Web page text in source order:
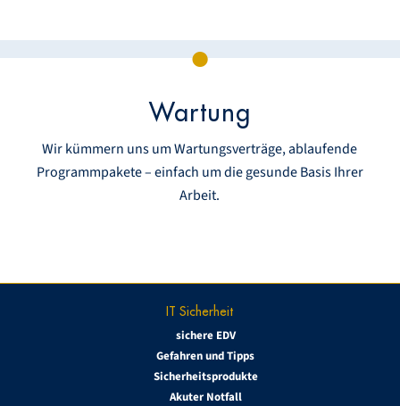
Wartung
Wir kümmern uns um Wartungsverträge, ablaufende
Programmpakete – einfach um die gesunde Basis Ihrer
Arbeit.
IT Sicherheit
sichere EDV
Gefahren und Tipps
Sicherheitsprodukte
Akuter Notfall